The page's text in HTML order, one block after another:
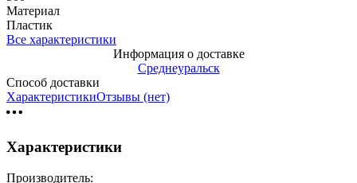
Материал
Пластик
Все характеристики
Информация о доставке
Среднеуральск
Способ доставки
ХарактеристикиОтзывы (нет)
Характеристики
Производитель: